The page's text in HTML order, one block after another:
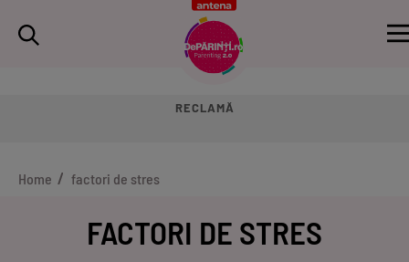
RECLAMĂ
Home factori de stres
FACTORI DE STRES